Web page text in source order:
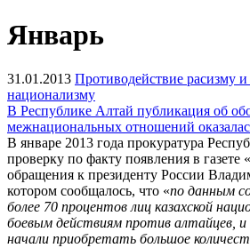
Январь
31.01.2013 Противодействие расизму
национализму
В Республике Алтай публикация об
межнациональных отношений
В январе 2013 года прокуратура
проверку по факту появления в газете
обращения к президенту России
котором сообщалось, что «по данным
более 70 процентов лиц казахской
боевым действиям против алтайцев,
начали приобретать большое